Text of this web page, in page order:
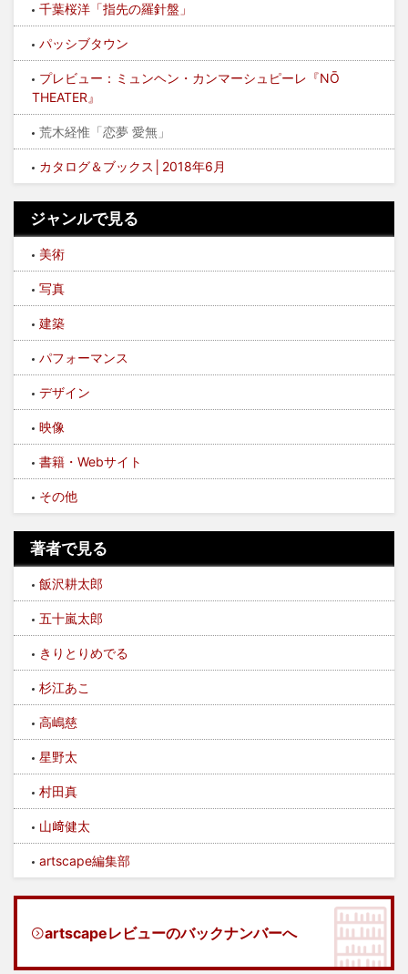
千葉桜洋「指先の羅針盤」
パッシブタウン
プレビュー：ミュンヘン・カンマーシュピーレ『NŌ
THEATER』
荒木経惟「恋夢 愛無」
カタログ＆ブックス│2018年6月
ジャンルで見る
美術
写真
建築
パフォーマンス
デザイン
映像
書籍・Webサイト
その他
著者で見る
飯沢耕太郎
五十嵐太郎
きりとりめでる
杉江あこ
高嶋慈
星野太
村田真
山﨑健太
artscape編集部
artscapeレビューのバックナンバーへ